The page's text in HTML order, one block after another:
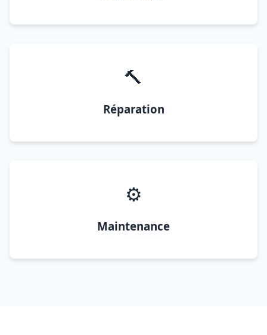
🔨
Réparation
⚙️
Maintenance